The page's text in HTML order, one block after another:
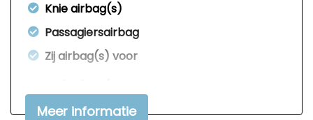
Knie airbag(s)
Passagiersairbag
Zij airbag(s) voor
Interieur
Meer informatie